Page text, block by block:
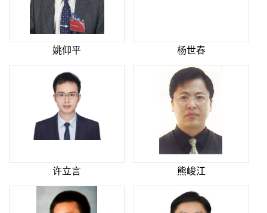
姚仰平 杨世春
许立言 熊峻江